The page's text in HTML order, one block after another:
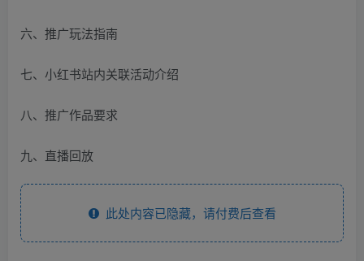
六、推广玩法指南
七、小红书站内关联活动介绍
八、推广作品要求
九、直播回放
此处内容已隐藏，请付费后查看